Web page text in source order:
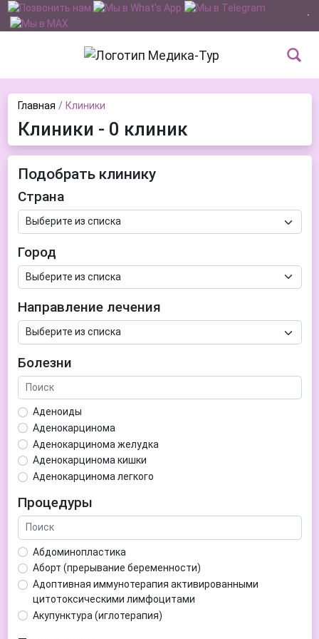
Главная Клиники
Клиники - 0 клиник
Подобрать клинику
Страна
Город
Направление лечения
Болезни
Аденоиды
Аденокарцинома
Аденокарцинома желудка
Аденокарцинома кишки
Аденокарцинома легкого
Аденома гипофиза
Аденома простаты
Аденома щитовидной железы
Аденомиоз
Адентия
Азооспермия
Акне (угри)
Алкоголизм
Процедуры
Абдоминопластика
Аборт (прерывание беременности)
Адоптивная иммунотерапия активированными
цитотоксическими лимфоцитами
Акупунктура (иглотерапия)